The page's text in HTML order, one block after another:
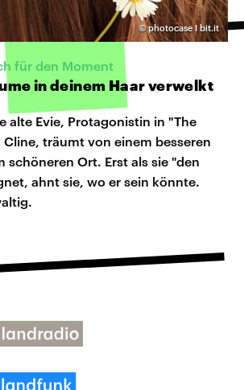
©photocase I bit.it
für den Moment
in deinem Haar verwelkt
alte Evie, Protagonistin in "The
Cline, träumt von einem besseren
schöneren Ort. Erst als sie "den
ahnt sie, wo er sein könnte.